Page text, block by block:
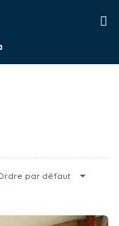
par défaut